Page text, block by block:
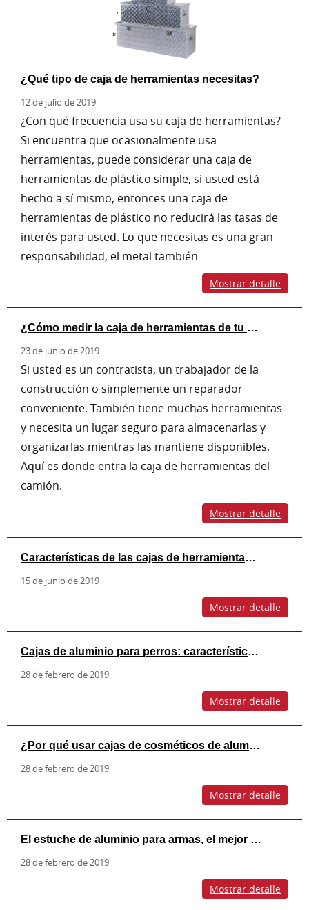
¿Qué tipo de caja de herramientas necesitas?
12 de julio de 2019
¿Con qué frecuencia usa su caja de herramientas?
Si encuentra que ocasionalmente usa
herramientas, puede considerar una caja de
herramientas de plástico simple, si usted está
hecho a sí mismo, entonces una caja de
herramientas de plástico no reducirá las tasas de
interés para usted. Lo que necesitas es una gran
responsabilidad, el metal también
Mostrar detalle
¿Cómo medir la caja de herramientas de tu camión?
23 de junio de 2019
Si usted es un contratista, un trabajador de la
construcción o simplemente un reparador
conveniente. También tiene muchas herramientas
y necesita un lugar seguro para almacenarlas y
organizarlas mientras las mantiene disponibles.
Aquí es donde entra la caja de herramientas del
camión.
Mostrar detalle
Características de las cajas de herramientas de aluminio para camiones
15 de junio de 2019
Mostrar detalle
Cajas de aluminio para perros: características y opciones de estilo
28 de febrero de 2019
Mostrar detalle
¿Por qué usar cajas de cosméticos de aluminio?
28 de febrero de 2019
Mostrar detalle
El estuche de aluminio para armas, el mejor amigo de mi arma
28 de febrero de 2019
Mostrar detalle